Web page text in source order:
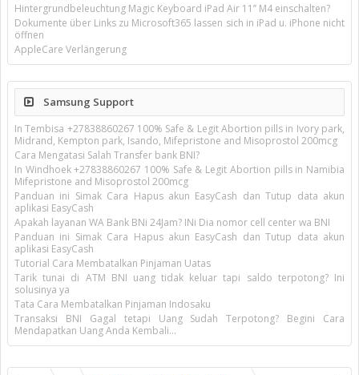
Hintergrundbeleuchtung Magic Keyboard iPad Air 11’’ M4 einschalten?
Dokumente über Links zu Microsoft365 lassen sich in iPad u. iPhone nicht
öffnen
AppleCare Verlängerung
Samsung Support
In Tembisa +27838860267 100% Safe & Legit Abortion pills in Ivory park,
Midrand, Kempton park, Isando, Mifepristone and Misoprostol 200mcg
Cara Mengatasi Salah Transfer bank BNI?
In Windhoek +27838860267 100% Safe & Legit Abortion pills in Namibia
Mifepristone and Misoprostol 200mcg
Panduan ini Simak Cara Hapus akun EasyCash dan Tutup data akun
aplikasi EasyCash
Apakah layanan WA Bank BNi 24Jam? INi Dia nomor cell center wa BNI
Panduan ini Simak Cara Hapus akun EasyCash dan Tutup data akun
aplikasi EasyCash
Tutorial Cara Membatalkan Pinjaman Uatas
Tarik tunai di ATM BNI uang tidak keluar tapi saldo terpotong? Ini
solusinya ya
Tata Cara Membatalkan Pinjaman Indosaku
Transaksi BNI Gagal tetapi Uang Sudah Terpotong? Begini Cara
Mendapatkan Uang Anda Kembali...